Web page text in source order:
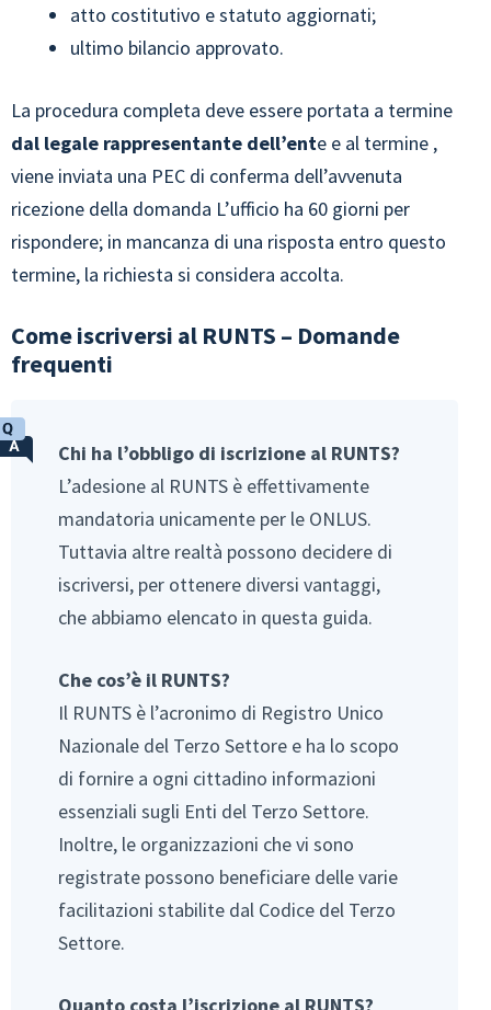
atto costitutivo e statuto aggiornati;
ultimo bilancio approvato.
La procedura completa deve essere portata a termine
dal legale rappresentante dell’ente e al termine ,
viene inviata una PEC di conferma dell’avvenuta
ricezione della domanda L’ufficio ha 60 giorni per
rispondere; in mancanza di una risposta entro questo
termine, la richiesta si considera accolta.
Come iscriversi al RUNTS – Domande
frequenti
Chi ha l’obbligo di iscrizione al RUNTS?
L’adesione al RUNTS è effettivamente
mandatoria unicamente per le ONLUS.
Tuttavia altre realtà possono decidere di
iscriversi, per ottenere diversi vantaggi,
che abbiamo elencato in questa guida.
Che cos’è il RUNTS?
Il RUNTS è l’acronimo di Registro Unico
Nazionale del Terzo Settore e ha lo scopo
di fornire a ogni cittadino informazioni
essenziali sugli Enti del Terzo Settore.
Inoltre, le organizzazioni che vi sono
registrate possono beneficiare delle varie
facilitazioni stabilite dal Codice del Terzo
Settore.
Quanto costa l’iscrizione al RUNTS?